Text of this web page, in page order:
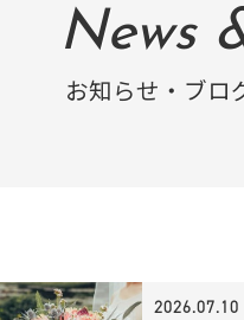
News
お知らせ・ブロ
2026.07.10